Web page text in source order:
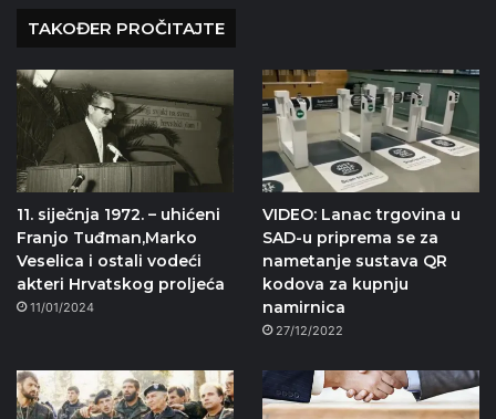
TAKOĐER PROČITAJTE
11. siječnja 1972. – uhićeni
Franjo Tuđman,Marko
Veselica i ostali vodeći
akteri Hrvatskog proljeća
11/01/2024
VIDEO: Lanac trgovina u
SAD-u priprema se za
nametanje sustava QR
kodova za kupnju
namirnica
27/12/2022